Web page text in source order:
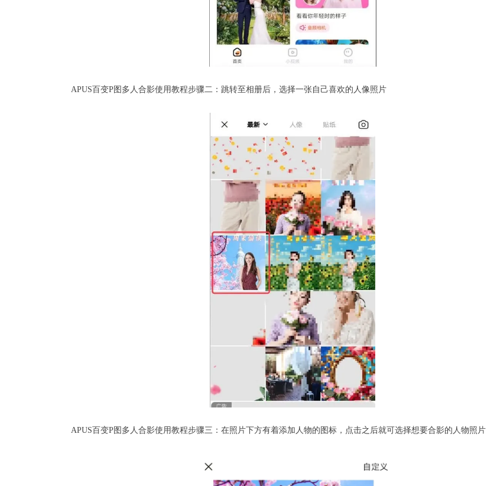
APUS百变P图多人合影使用教程步骤二：跳转至相册后，选择一张自己喜欢的人像照片
APUS百变P图多人合影使用教程步骤三：在照片下方有着添加人物的图标，点击之后就可选择想要合影的人物照片